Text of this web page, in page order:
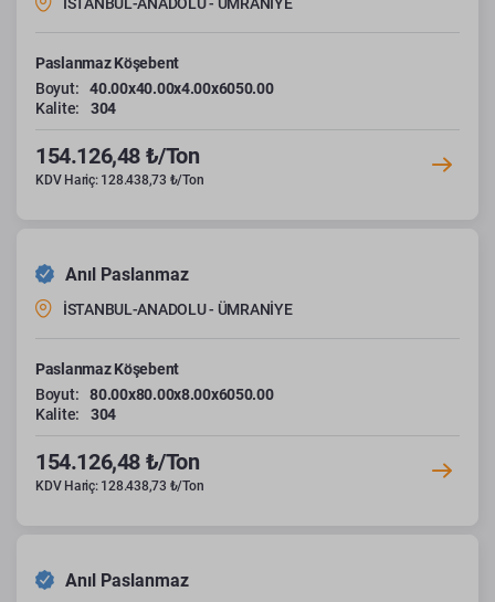
Paslanmaz Köşebent
Boyut:
40.00x40.00x4.00x6050.00
Kalite:
304
154.126,48 ₺/Ton
KDV Hariç: 128.438,73 ₺/Ton
Anıl Paslanmaz
İSTANBUL-ANADOLU - ÜMRANİYE
Paslanmaz Köşebent
Boyut:
80.00x80.00x8.00x6050.00
Kalite:
304
154.126,48 ₺/Ton
KDV Hariç: 128.438,73 ₺/Ton
Anıl Paslanmaz